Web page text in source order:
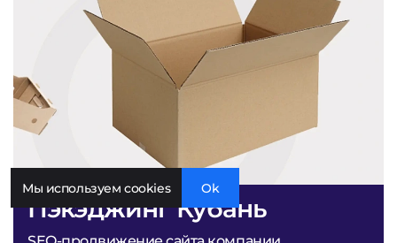
Пэкэджинг Кубань
Мы используем cookies Ok